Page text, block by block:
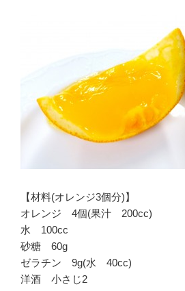
【材料(オレンジ3個分)】
オレンジ 4個(果汁 200cc)
水 100cc
砂糖 60g
ゼラチン 9g(水 40cc)
洋酒 小さじ2